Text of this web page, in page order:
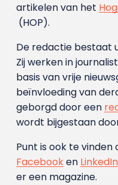
artikelen van het
(HOP).
De redactie bestaat
Zij werken in
basis van vrije
beïnvloeding van
geborgd door een
wordt bijgestaan
Punt is ook te vinden
Facebooken LinkedIn
er een magazine.